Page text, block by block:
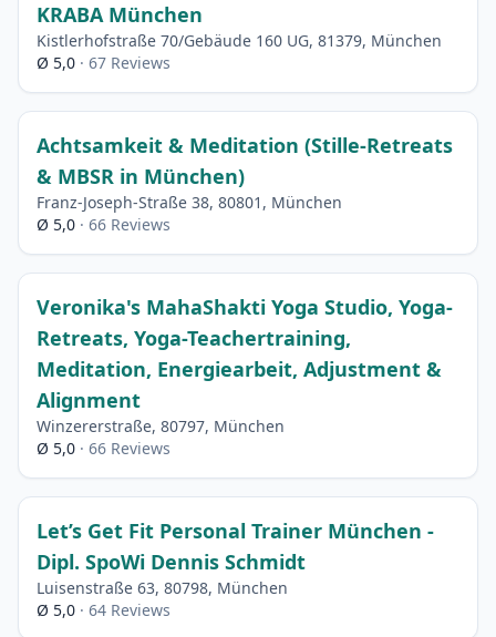
KRABA München
Kistlerhofstraße 70/Gebäude 160 UG, 81379, München
Ø 5,0 · 67 Reviews
Achtsamkeit & Meditation (Stille-Retreats
& MBSR in München)
Franz-Joseph-Straße 38, 80801, München
Ø 5,0 · 66 Reviews
Veronika's MahaShakti Yoga Studio, Yoga-
Retreats, Yoga-Teachertraining,
Meditation, Energiearbeit, Adjustment &
Alignment
Winzererstraße, 80797, München
Ø 5,0 · 66 Reviews
Let’s Get Fit Personal Trainer München -
Dipl. SpoWi Dennis Schmidt
Luisenstraße 63, 80798, München
Ø 5,0 · 64 Reviews